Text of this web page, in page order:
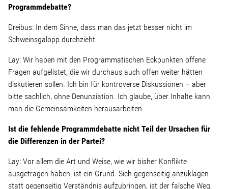
Programmdebatte?
Dreibus: In dem Sinne, dass man das jetzt besser nicht im
Schweinsgalopp durchzieht.
Lay: Wir haben mit den Programmatischen Eckpunkten offene
Fragen aufgelistet, die wir durchaus auch offen weiter hätten
diskutieren sollen. Ich bin für kontroverse Diskussionen – aber
bitte sachlich, ohne Denunziation. Ich glaube, über Inhalte kann
man die Gemeinsamkeiten herausarbeiten.
Ist die fehlende Programmdebatte nicht Teil der Ursachen für
die Differenzen in der Partei?
Lay: Vor allem die Art und Weise, wie wir bisher Konflikte
ausgetragen haben, ist ein Grund. Sich gegenseitig anzuklagen
statt gegenseitig Verständnis aufzubringen, ist der falsche Weg.